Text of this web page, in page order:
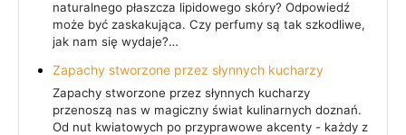
naturalnego płaszcza lipidowego skóry? Odpowiedź
może być zaskakująca. Czy perfumy są tak szkodliwe,
jak nam się wydaje?…
Zapachy stworzone przez słynnych kucharzy
Zapachy stworzone przez słynnych kucharzy
przenoszą nas w magiczny świat kulinarnych doznań.
Od nut kwiatowych po przyprawowe akcenty - każdy z